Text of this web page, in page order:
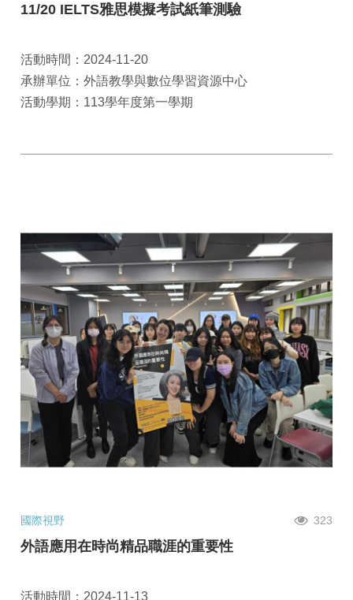
11/20 IELTS雅思模擬考試紙筆測驗
活動時間：2024-11-20
承辦單位：外語教學與數位學習資源中心
活動學期：113學年度第一學期
國際視野 323
外語應用在時尚精品職涯的重要性
活動時間：2024-11-13